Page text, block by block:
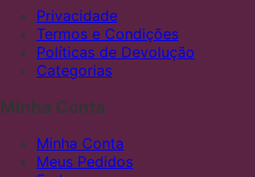
Privacidade
Termos e Condições
Políticas de Devolução
Categorias
Minha Conta
Minha Conta
Meus Pedidos